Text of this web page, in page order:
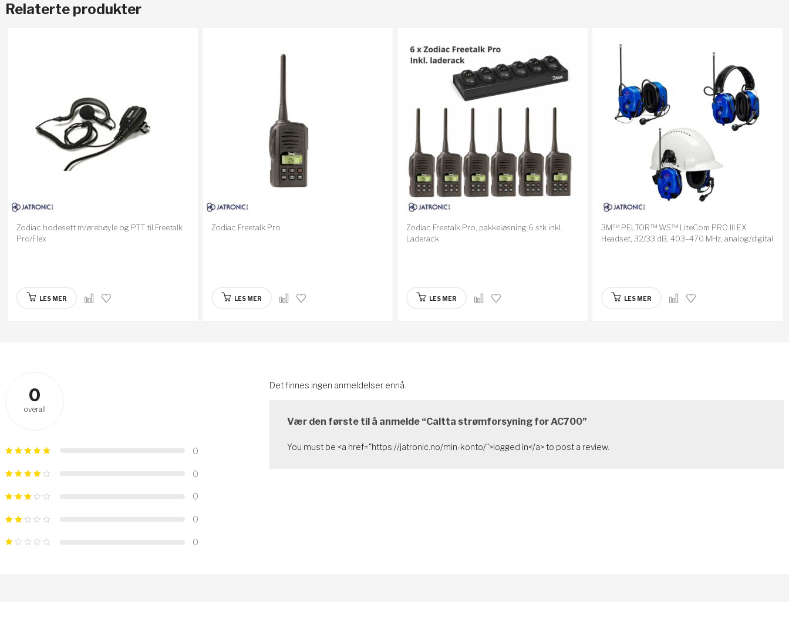
Relaterte produkter
Zodiac hodesett m/ørebøyle og PTT til Freetalk
Pro/Flex
LES MER
Zodiac Freetalk Pro
LES MER
Zodiac Freetalk Pro, pakkeløsning 6 stk inkl.
Laderack
LES MER
3M™ PELTOR™ WS™ LiteCom PRO III EX
Headset, 32/33 dB, 403–470 MHz, analog/digital
LES MER
0
overall
0
0
0
0
0
Det finnes ingen anmeldelser ennå.
Vær den første til å anmelde “Caltta strømforsyning for AC700”
You must be <a href="https://jatronic.no/min-konto/">logged in</a> to post a review.